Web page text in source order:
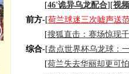
[46'诡异乌龙配合][视频
前方-[荷兰球迷三次嘘声送
[搜狐直击：赛场惊现
综合-[盘点世界杯乌龙球：
[荷兰失去华丽却更可